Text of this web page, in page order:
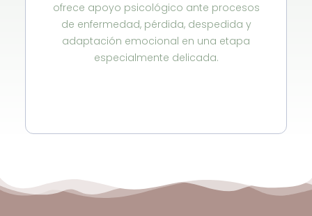
ofrece apoyo psicológico ante procesos
de enfermedad, pérdida, despedida y
adaptación emocional en una etapa
especialmente delicada.